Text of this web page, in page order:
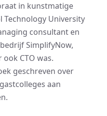
in kunstmatige
Technology University
consultant en
SimplifyNow,
CTO was.
geschreven over
aan